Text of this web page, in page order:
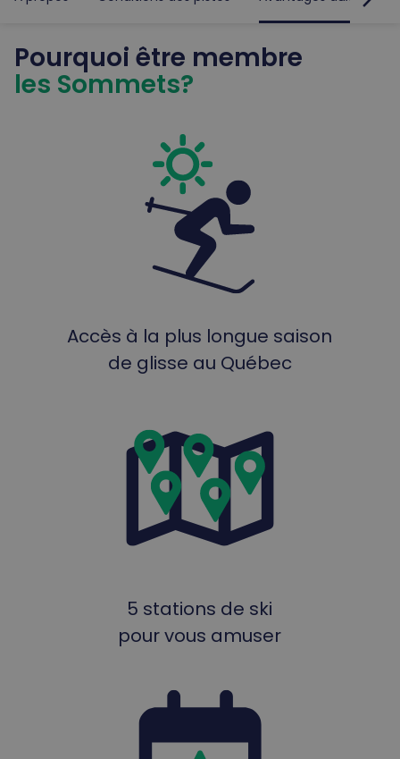
Pourquoi être membre
les Sommets?
Accès à la plus longue saison
de glisse au Québec
5 stations de ski
pour vous amuser